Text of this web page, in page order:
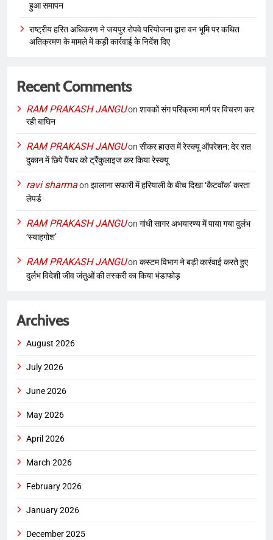
हुआ समापन
राष्ट्रीय हरित अधिकरण ने जयपुर रोपवे परियोजना द्वारा वन भूमि पर कथित
अतिक्रमण के मामले में कड़ी कार्रवाई के निर्देश दिए
Recent Comments
RAM PRAKASH JANGUon शावकों संग परिक्रमा मार्ग पर विचरण कर
रही बाघिन
RAM PRAKASH JANGUon सीकर हाउस में रेस्क्यू ऑपरेशन: देर रात
दुकान में छिपे पैंथर को ट्रैंकुलाइज कर किया रेस्क्यू
ravi sharmaon झालाना सफारी में हरियाली के बीच दिखा ‘कैटवॉक’ करता
लेपर्ड
RAM PRAKASH JANGUon गांधी सागर अभयारण्य में पाया गया दुर्लभ
‘स्याहगोश’
RAM PRAKASH JANGUon कस्टम विभाग ने बड़ी कार्रवाई करते हुए
दुर्लभ विदेशी जीव जंतुओं की तस्करी का किया भंडाफोड़
Archives
August 2026
July 2026
June 2026
May 2026
April 2026
March 2026
February 2026
January 2026
December 2025